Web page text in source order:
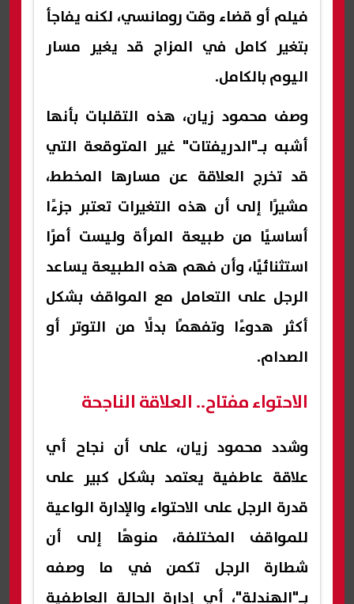
فيلم أو قضاء وقت رومانسي، لكنه يفاجأ
بتغير كامل في المزاج قد يغير مسار
اليوم بالكامل.
وصف محمود زيان، هذه التقلبات بأنها
أشبه بـ"الدريفتات" غير المتوقعة التي
قد تخرج العلاقة عن مسارها المخطط،
مشيرًا إلى أن هذه التغيرات تعتبر جزءًا
أساسيًا من طبيعة المرأة وليست أمرًا
استثنائيًا، وأن فهم هذه الطبيعة يساعد
الرجل على التعامل مع المواقف بشكل
أكثر هدوءًا وتفهمًا بدلًا من التوتر أو
الصدام.
الاحتواء مفتاح.. العلاقة الناجحة
وشدد محمود زيان، على أن نجاح أي
علاقة عاطفية يعتمد بشكل كبير على
قدرة الرجل على الاحتواء والإدارة الواعية
للمواقف المختلفة، منوهًا إلى أن
شطارة الرجل تكمن في ما وصفه
بـ"الهندلة"، أي إدارة الحالة العاطفية